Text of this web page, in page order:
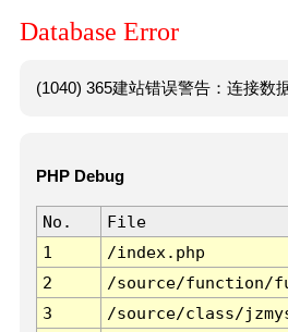
Database Error
(1040) 365建站错误警告：连接数
PHP Debug
No. File
1
/index.php
2
/source/function/
3
/source/class/